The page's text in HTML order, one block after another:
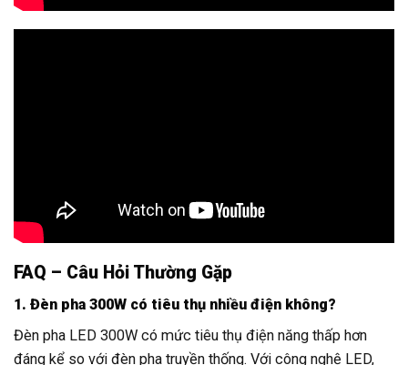
FAQ – Câu Hỏi Thường Gặp
1. Đèn pha 300W có tiêu thụ nhiều điện không?
Đèn pha LED 300W có mức tiêu thụ điện năng thấp hơn
đáng kể so với đèn pha truyền thống. Với công nghệ LED,